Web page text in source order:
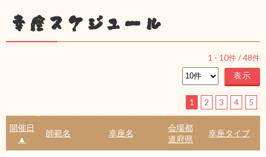
幸座スケジュール
1 - 10件 /48件
1 2 3 4 5
開催日
▲
師範名 幸座名
会場都
道府県
幸座タイプ